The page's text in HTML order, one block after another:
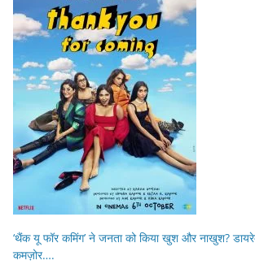
‘थैंक यू फॉर कमिंग’ ने जनता को किया खुश और नाखुश?
कमज़ोर….